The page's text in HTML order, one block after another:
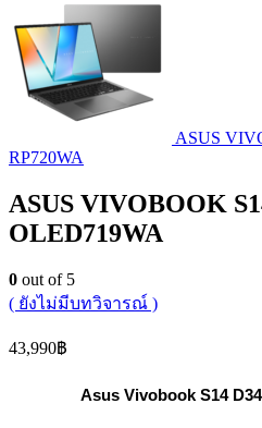
ASUS
RP720WA
ASUS VIVOBOOK
OLED719WA
0 out of 5
( ยังไม่มีบทวิจารณ์ )
43,990฿
Asus Vivobook S14